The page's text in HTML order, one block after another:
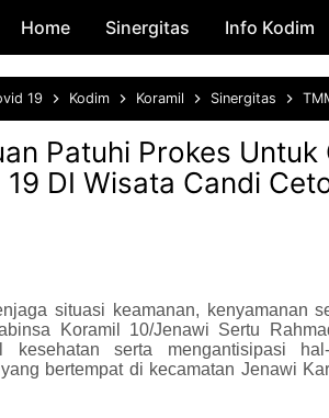
Skip to main
Home Sinergitas Info Kodim
19 Kodim Koramil Sinergitas
Patuhi Prokes Untuk
DI Wisata Candi
situasi keamanan, kenyamanan
Koramil 10/Jenawi Sertu
kesehatan serta mengantisipasi
bertempat di kecamatan Jenawi